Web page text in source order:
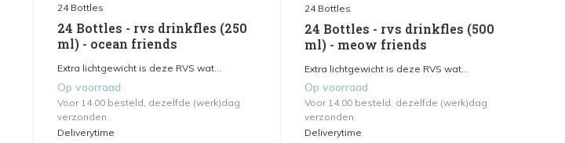
24 Bottles
24 Bottles - rvs drinkfles (250
ml) - ocean friends
Extra lichtgewicht is deze RVS wat...
Op voorraad
Voor 14.00 besteld, dezelfde (werk)dag
verzonden.
Deliverytime
24 Bottles
24 Bottles - rvs drinkfles (500
ml) - meow friends
Extra lichtgewicht is deze RVS wat...
Op voorraad
Voor 14.00 besteld, dezelfde (werk)dag
verzonden.
Deliverytime